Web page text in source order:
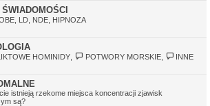
ŚWIADOMOŚCI
LD, NDE, HIPNOZA
HOMINIDY POTWORY MORSKIE,
INNE
istnieją rzekome miejsca koncentracji zjawisk
są?